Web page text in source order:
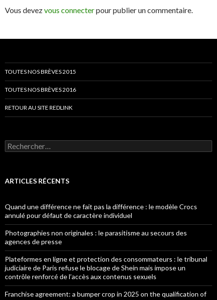
Vous devezvous connecterpour publier un commentaire.
TOUTES NOS BRÈVES 2015
TOUTES NOS BRÈVES 2016
RETOUR AU SITE REDLINK
Rechercher :
ARTICLES RÉCENTS
Quand une différence ne fait pas la différence : le modèle Crocs
annulé pour défaut de caractère individuel
Photographies non originales : le parasitisme au secours des
agences de presse
Plateformes en ligne et protection des consommateurs : le tribunal
judiciaire de Paris refuse le blocage de Shein mais impose un
contrôle renforcé de l’accès aux contenus sexuels
Franchise agreement: a bumper crop in 2025 on the qualification of